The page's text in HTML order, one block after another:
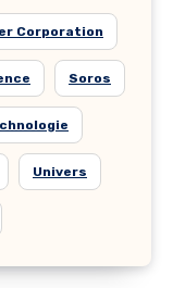
Corporation
Soros
Univers